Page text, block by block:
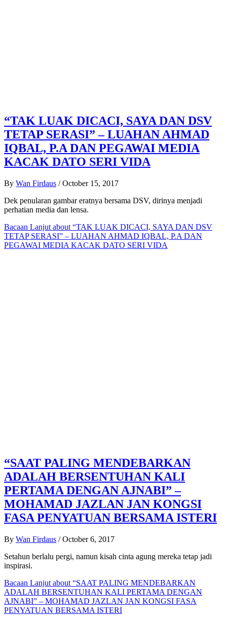
“TAK LUAK DICACI, SAYA DAN DSV
TETAP SERASI” – LUAHAN AHMAD
IQBAL, P.A DAN PEGAWAI MEDIA
KACAK DATO SERI VIDA
By Wan Firdaus / October 15, 2017
Dek penularan gambar eratnya bersama DSV, dirinya menjadi
perhatian media dan lensa.
Bacaan Lanjut about “TAK LUAK DICACI, SAYA DAN DSV
TETAP SERASI” – LUAHAN AHMAD IQBAL, P.A DAN
PEGAWAI MEDIA KACAK DATO SERI VIDA
“SAAT PALING MENDEBARKAN
ADALAH BERSENTUHAN KALI
PERTAMA DENGAN AJNABI” –
MOHAMAD JAZLAN JAN KONGSI
FASA PENYATUAN BERSAMA ISTERI
By Wan Firdaus / October 6, 2017
Setahun berlalu pergi, namun kisah cinta agung mereka tetap jadi
inspirasi.
Bacaan Lanjut about “SAAT PALING MENDEBARKAN
ADALAH BERSENTUHAN KALI PERTAMA DENGAN
AJNABI” – MOHAMAD JAZLAN JAN KONGSI FASA
PENYATUAN BERSAMA ISTERI